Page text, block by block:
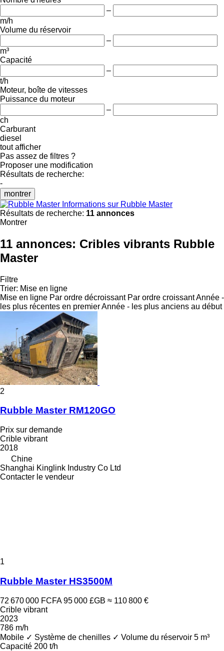
–
m/h
Volume du réservoir
–
m³
Capacité
–
t/h
Moteur, boîte de vitesses
Puissance du moteur
–
ch
Carburant
diesel
tout afficher
Pas assez de filtres ?
Proposer une modification
Résultats de recherche:
-
montrer
Informations sur Rubble Master
Résultats de recherche: 11 annonces
Montrer
11 annonces: Cribles vibrants Rubble
Master
Filtre
Trier: Mise en ligne
Mise en ligne Par ordre décroissant Par ordre croissantAnnée -
les plus récentes en premierAnnée - les plus anciens au début
2
Rubble Master RM120GO
Prix sur demande
Crible vibrant
2018
Chine
Shanghai Kinglink Industry Co Ltd
Contacter le vendeur
1
Rubble Master HS3500M
72 670 000 FCFA 95 000 £GB ≈ 110 800 €
Crible vibrant
2023
786 m/h
Mobile ✓ Système de chenilles ✓ Volume du réservoir 5 m³
Capacité 200 t/h